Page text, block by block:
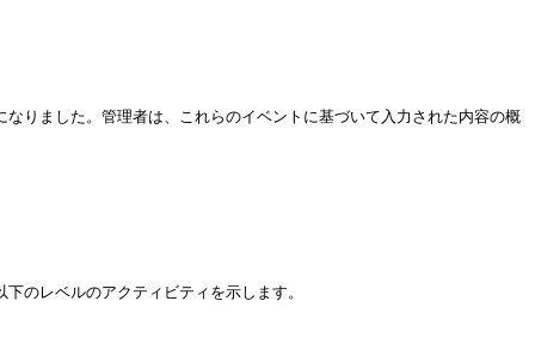
りました。管理者は、これらのイベントに基づいて入力された内容の概
のレベルのアクティビティを示します。